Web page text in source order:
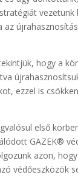
vezetünk
az
hogy a
ezzel is
első
GAZEK®️
azon,
védőeszközök